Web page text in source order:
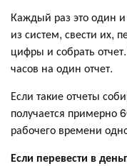
Каждый раз это один
из систем, свести их,
цифры и собрать
часов на один отчет.
Если такие отчеты
получается примерно
рабочего времени
Если перевести в